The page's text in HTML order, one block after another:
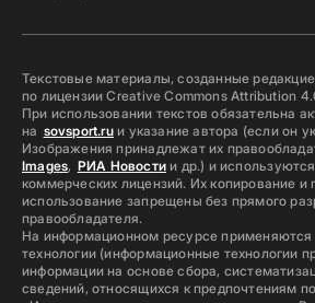
Текстовые материалы, созданные
по лицензии Creative Commons Attribution
При использовании текстов обязательна
на sovsport.ruи указание автора (если он
Изображения принадлежат их
Images, РИА Новостии др.) и
коммерческих лицензий. Их копирование и
использование запрещены без прямого
правообладателя.
На информационном ресурсе
технологии (информационные технологии
информации на основе сбора,
сведений, относящихся к предпочтениям